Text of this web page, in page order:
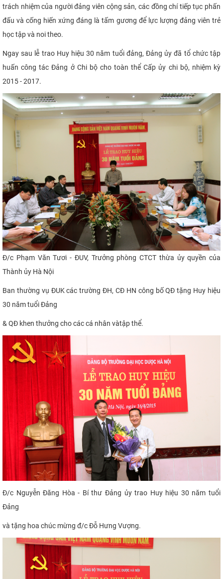
trách nhiệm của người đảng viên cộng sản, các đồng chí tiếp tục phấn
đấu và cống hiến xứng đáng là tấm gương để lực lượng đảng viên trẻ
học tập và noi theo.
Ngay sau lễ trao Huy hiệu 30 năm tuổi đảng, Đảng ủy đã tổ chức tập
huấn công tác Đảng ở Chi bộ cho toàn thể Cấp ủy chi bộ, nhiệm kỳ
2015 - 2017.
Đ/c Phạm Văn Tươi - ĐUV, Trưởng phòng CTCT thừa ủy quyền của
Thành ủy Hà Nội
Ban thường vụ ĐUK các trường ĐH, CĐ HN công bố QĐ tặng Huy hiệu
30 năm tuổi Đảng
& QĐ khen thưởng cho các cá nhân vàtập thể.
Đ/c Nguyễn Đăng Hòa - Bí thư Đảng ủy trao Huy hiệu 30 năm tuổi
Đảng
và tặng hoa chúc mừng đ/c Đỗ Hưng Vượng.